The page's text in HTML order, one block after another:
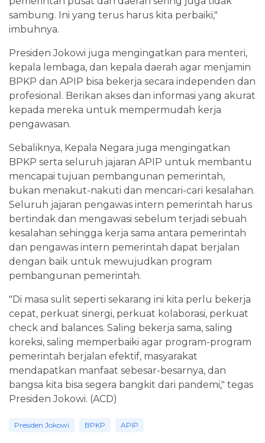
sambung. Ini yang terus harus kita perbaiki,"
imbuhnya.
Presiden Jokowi juga mengingatkan para menteri,
kepala lembaga, dan kepala daerah agar menjamin
BPKP dan APIP bisa bekerja secara independen dan
profesional. Berikan akses dan informasi yang akurat
kepada mereka untuk mempermudah kerja
pengawasan.
Sebaliknya, Kepala Negara juga mengingatkan
BPKP serta seluruh jajaran APIP untuk membantu
mencapai tujuan pembangunan pemerintah,
bukan menakut-nakuti dan mencari-cari kesalahan.
Seluruh jajaran pengawas intern pemerintah harus
bertindak dan mengawasi sebelum terjadi sebuah
kesalahan sehingga kerja sama antara pemerintah
dan pengawas intern pemerintah dapat berjalan
dengan baik untuk mewujudkan program
pembangunan pemerintah.
"Di masa sulit seperti sekarang ini kita perlu bekerja
cepat, perkuat sinergi, perkuat kolaborasi, perkuat
check and balances. Saling bekerja sama, saling
koreksi, saling memperbaiki agar program-program
pemerintah berjalan efektif, masyarakat
mendapatkan manfaat sebesar-besarnya, dan
bangsa kita bisa segera bangkit dari pandemi," tegas
Presiden Jokowi. (ACD)
Presiden Jokowi BPKP APIP